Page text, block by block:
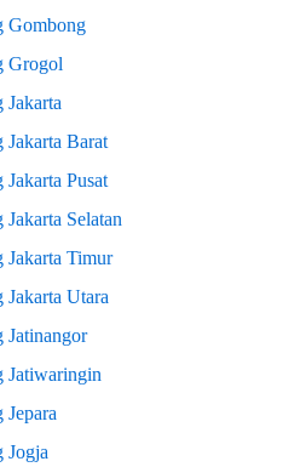
Gombong
Grogol
Jakarta
Jakarta Barat
Pusat
Selatan
Jakarta Timur
Utara
Jatinangor
Jatiwaringin
Jogja